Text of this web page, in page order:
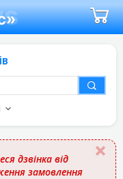
дзвінка від
замовлення